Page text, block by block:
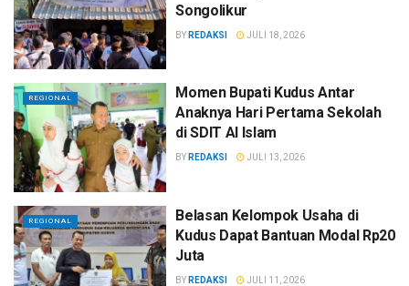
Songolikur
BY REDAKSI JULI 18, 2026
REGIONAL
Momen Bupati Kudus Antar
Anaknya Hari Pertama Sekolah
di SDIT Al Islam
BY REDAKSI JULI 13, 2026
REGIONAL
Belasan Kelompok Usaha di
Kudus Dapat Bantuan Modal Rp20
Juta
BY REDAKSI JULI 11, 2026